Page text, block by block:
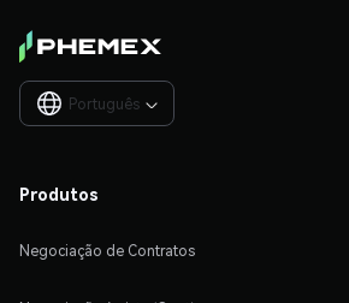
Português 
Produtos
Negociação de Contratos